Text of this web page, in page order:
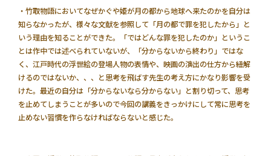
・竹取物語においてなぜかぐや姫が月の都から地球へ来たのかを自分は
知らなかったが、様々な文献を参照して「月の都で罪を犯したから」と
いう理由を知ることができた。「ではどんな罪を犯したのか」というこ
とは作中では述べられていないが、「分からないから終わり」ではな
く、江戸時代の浮世絵の登場人物の表情や、映画の演出の仕方から紐解
けるのではないか、、、と思考を飛ばす先生の考え方にかなり影響を受
けた。最近の自分は「分からないなら分からない」と割り切って、思考
を止めてしまうことが多いので今回の講義をきっかけにして常に思考を
止めない習慣を作らなければならないと感じた。